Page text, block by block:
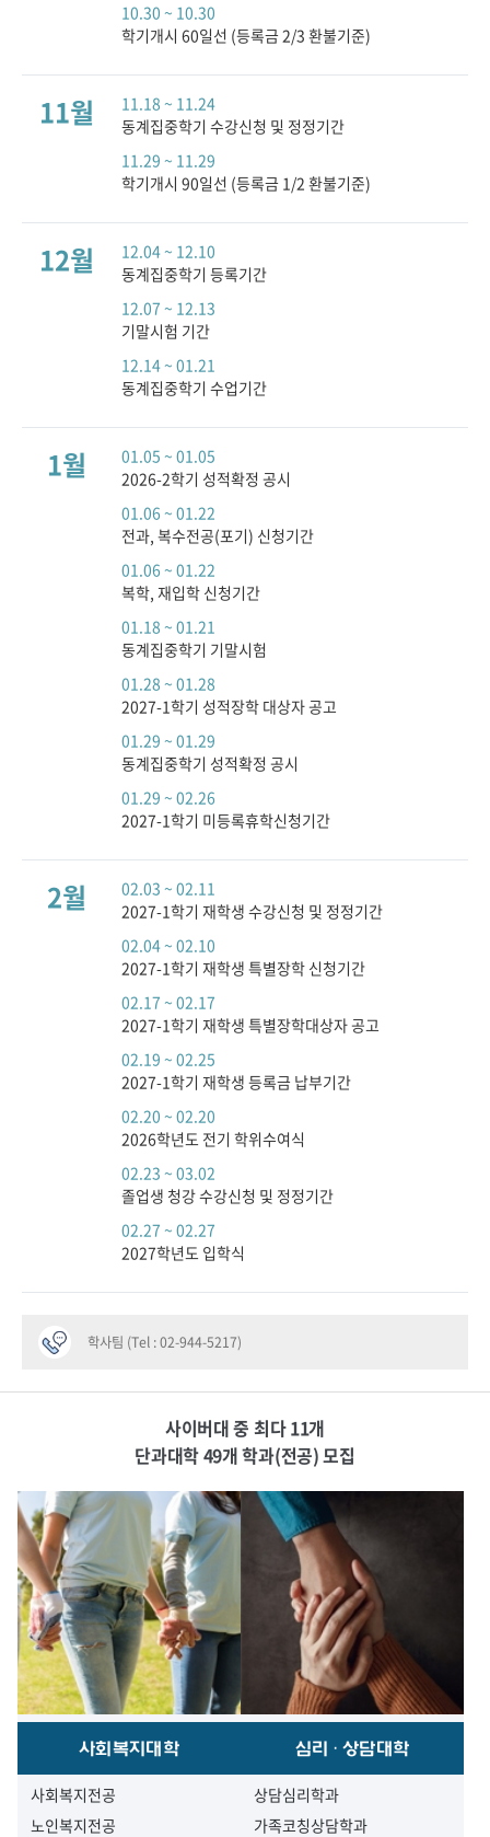
10.30 ~ 10.30
학기개시 60일선 (등록금 2/3 환불기준)
11월
11.18 ~ 11.24
동계집중학기 수강신청 및 정정기간
11.29 ~ 11.29
학기개시 90일선 (등록금 1/2 환불기준)
12월
12.04 ~ 12.10
동계집중학기 등록기간
12.07 ~ 12.13
기말시험 기간
12.14 ~ 01.21
동계집중학기 수업기간
1월
01.05 ~ 01.05
2026-2학기 성적확정 공시
01.06 ~ 01.22
전과, 복수전공(포기) 신청기간
01.06 ~ 01.22
복학, 재입학 신청기간
01.18 ~ 01.21
동계집중학기 기말시험
01.28 ~ 01.28
2027-1학기 성적장학 대상자 공고
01.29 ~ 01.29
동계집중학기 성적확정 공시
01.29 ~ 02.26
2027-1학기 미등록휴학신청기간
2월
02.03 ~ 02.11
2027-1학기 재학생 수강신청 및 정정기간
02.04 ~ 02.10
2027-1학기 재학생 특별장학 신청기간
02.17 ~ 02.17
2027-1학기 재학생 특별장학대상자 공고
02.19 ~ 02.25
2027-1학기 재학생 등록금 납부기간
02.20 ~ 02.20
2026학년도 전기 학위수여식
02.23 ~ 03.02
졸업생 청강 수강신청 및 정정기간
02.27 ~ 02.27
2027학년도 입학식
학사팀 (Tel : 02-944-5217)
사이버대 중 최다 11개
단과대학 49개 학과(전공) 모집
사회복지대학
사회복지전공
노인복지전공
심리·상담대학
상담심리학과
가족코칭상담학과